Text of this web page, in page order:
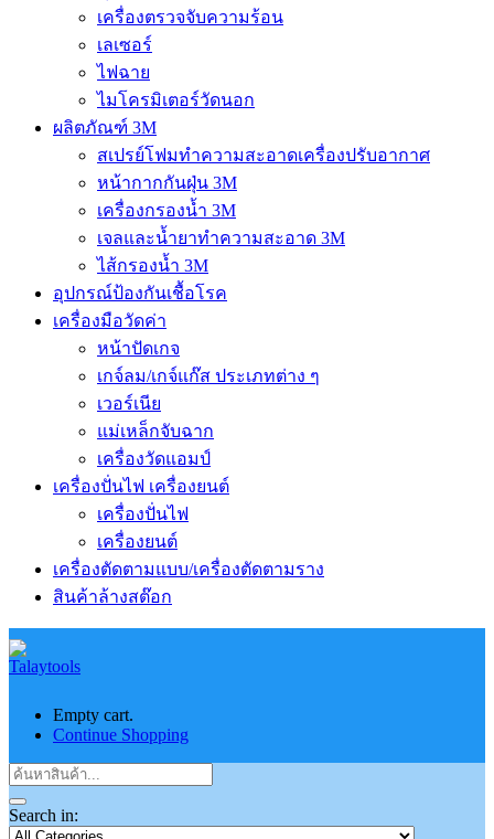
เครื่องตรวจจับความร้อน
เลเซอร์
ไฟฉาย
ไมโครมิเตอร์วัดนอก
ผลิตภัณฑ์ 3M
สเปรย์โฟมทำความสะอาดเครื่องปรับอากาศ
หน้ากากกันฝุ่น 3M
เครื่องกรองน้ำ 3M
เจลและน้ำยาทำความสะอาด 3M
ไส้กรองน้ำ 3M
อุปกรณ์ป้องกันเชื้อโรค
เครื่องมือวัดค่า
หน้าปัดเกจ
เกจ์ลม/เกจ์แก๊ส ประเภทต่าง ๆ
เวอร์เนีย
แม่เหล็กจับฉาก
เครื่องวัดแอมป์
เครื่องปั่นไฟ เครื่องยนต์
เครื่องปั่นไฟ
เครื่องยนต์
เครื่องตัดตามแบบ/เครื่องตัดตามราง
สินค้าล้างสต๊อก
Empty cart.
Continue Shopping
Search in: